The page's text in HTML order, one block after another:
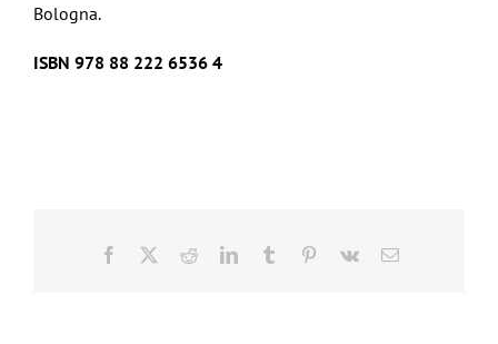
Bologna.
ISBN 978 88 222 6536 4
Facebook RedditLinkedInTumblr Pinterest
Vk Email